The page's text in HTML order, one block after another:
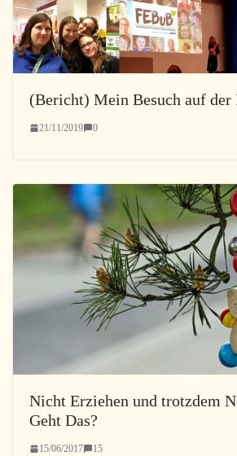
(Bericht) Mein Besuch auf der
21/11/2019 0
Nicht Erziehen und trotzdem
Geht Das?
15/06/2017 15